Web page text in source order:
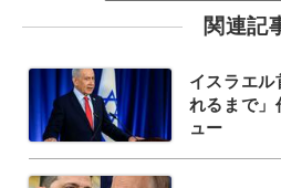
関連記
イスラエル
れるまで」
ュー